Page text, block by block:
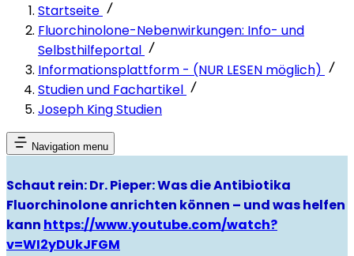
Startseite
Fluorchinolone-Nebenwirkungen: Info- und
Selbsthilfeportal
Informationsplattform - (NUR LESEN möglich)
Studien und Fachartikel
Joseph King Studien
Navigation menu
Schaut rein: Dr. Pieper: Was die Antibiotika
Fluorchinolone anrichten können – und was helfen
kann https://www.youtube.com/watch?
v=WI2yDUkJFGM